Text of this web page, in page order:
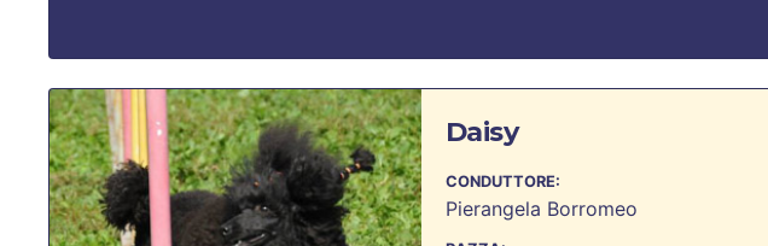
Daisy
CONDUTTORE:
Pierangela Borromeo